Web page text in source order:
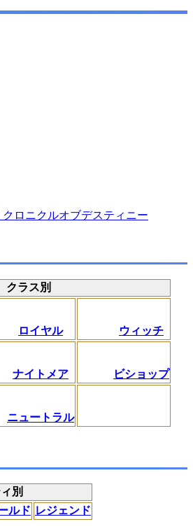
ロニクルオブデスティニー
クラス別
ロイヤル ウィッチ
ナイトメア ビショップ
ニュートラル
別
ルド レジェンド